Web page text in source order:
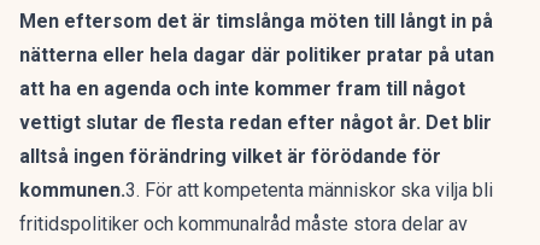
Men eftersom det är timslånga möten till långt in på
nätterna eller hela dagar där politiker pratar på utan
att ha en agenda och inte kommer fram till något
vettigt slutar de flesta redan efter något år. Det blir
alltså ingen förändring vilket är förödande för
kommunen.3. För att kompetenta människor ska vilja bli
fritidspolitiker och kommunalråd måste stora delar av